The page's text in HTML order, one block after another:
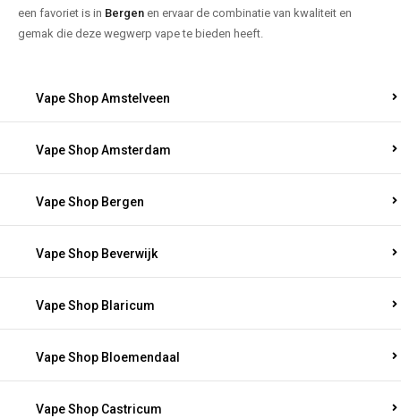
een favoriet is in Bergen en ervaar de combinatie van kwaliteit en
gemak die deze wegwerp vape te bieden heeft.
Vape Shop Amstelveen
Vape Shop Amsterdam
Vape Shop Bergen
Vape Shop Beverwijk
Vape Shop Blaricum
Vape Shop Bloemendaal
Vape Shop Castricum